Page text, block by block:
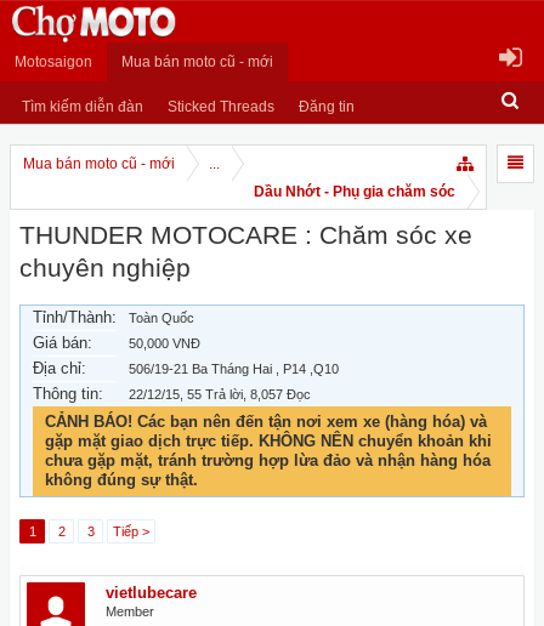
Motosaigon Mua bán moto cũ - mới
Tìm kiếm diễn đàn Sticked Threads Đăng tin
Mua bán moto cũ - mới
...
Dầu Nhớt - Phụ gia chăm sóc
THUNDER MOTOCARE : Chăm sóc xe
chuyên nghiệp
Tỉnh/Thành: Toàn Quốc
Giá bán: 50,000 VNĐ
Địa chỉ: 506/19-21 Ba Tháng Hai , P14 ,Q10
Thông tin: 22/12/15 , 55 Trả lời, 8,057 Đọc
CẢNH BÁO! Các bạn nên đến tận nơi xem xe (hàng hóa) và
gặp mặt giao dịch trực tiếp. KHÔNG NÊN chuyển khoản khi
chưa gặp mặt, tránh trường hợp lừa đảo và nhận hàng hóa
không đúng sự thật.
1 2 3 Tiếp >
vietlubecare
Member